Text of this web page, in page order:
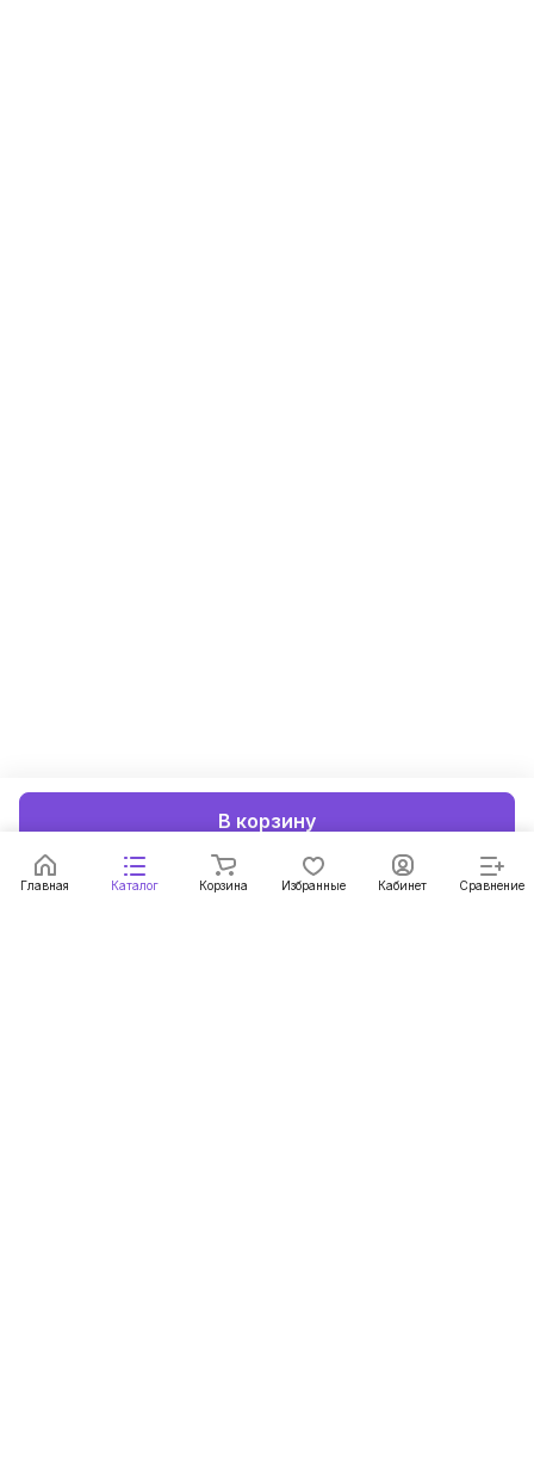
В корзину
Главная Каталог Корзина Избранные Кабинет Сравнение